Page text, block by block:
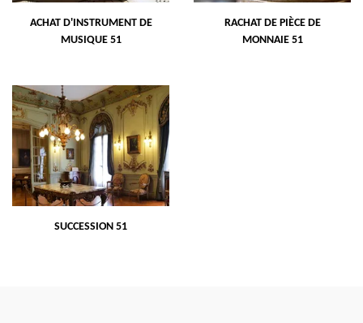
ACHAT D'INSTRUMENT DE
MUSIQUE 51
RACHAT DE PIÈCE DE
MONNAIE 51
SUCCESSION 51